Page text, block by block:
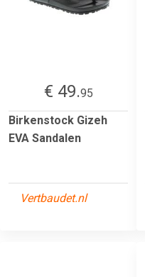
€ 49.95
Birkenstock Gizeh
EVA Sandalen
Vertbaudet.nl